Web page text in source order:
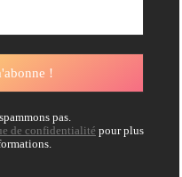
pas.
de confidentialité pour plus